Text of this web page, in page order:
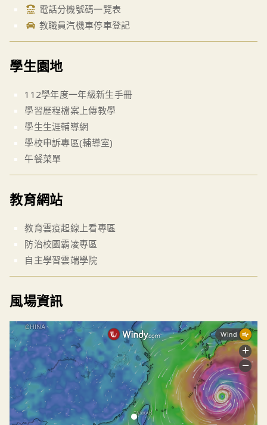
電話分機號碼一覽表
教職員汽機車停車登記
學生園地
112學年度一年級新生手冊
學習歷程檔案上傳教學
學生生涯輔導網
學校申訴專區(輔導室)
午餐菜單
教育網站
教育雲疫起線上看專區
防治校園霸凌專區
自主學習雲端學院
風場資訊